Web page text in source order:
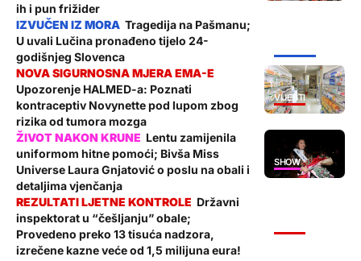
ih i pun frižider
Tragedija na Pašmanu;
U uvali Lučina pronađeno tijelo 24-
godišnjeg Slovenca
VIJESTI
Upozorenje HALMED-a: Poznati
kontraceptiv Novynette pod lupom zbog
rizika od tumora mozga
SHOW
Lentu zamijenila
uniformom hitne pomoći; Bivša Miss
Universe Laura Gnjatović o poslu na obali i
detaljima vjenčanja
Državni
inspektorat u “češljanju” obale;
Provedeno preko 13 tisuća nadzora,
izrečene kazne veće od 1,5 milijuna eura!